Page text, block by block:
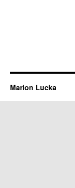
Marion Lucka